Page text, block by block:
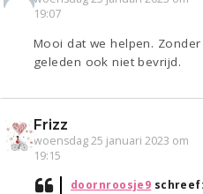
19:07
Mooi dat we helpen.
geleden ook niet bevrijd.
Frizz
woensdag 25 januari 2023 om
19:15
doornroosje9 schreef: